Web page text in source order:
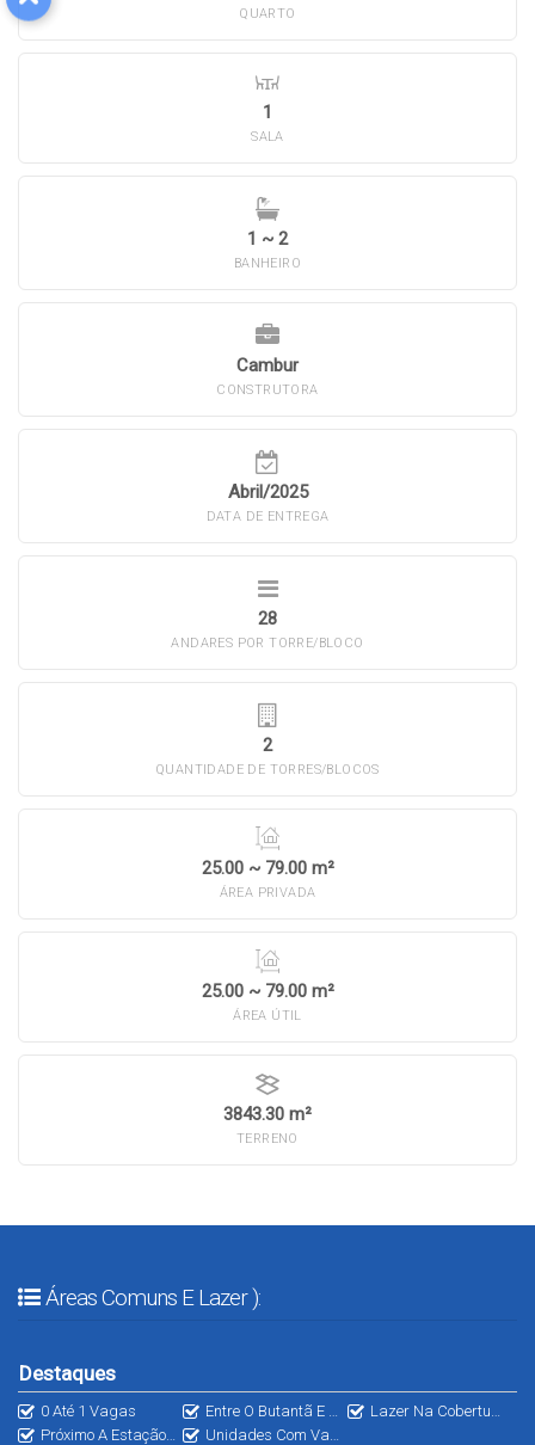
QUARTO
1
SALA
1 ~ 2
BANHEIRO
Cambur
CONSTRUTORA
Abril/2025
DATA DE ENTREGA
28
ANDARES POR TORRE/BLOCO
2
QUANTIDADE DE TORRES/BLOCOS
25.00 ~ 79.00 m²
ÁREA PRIVADA
25.00 ~ 79.00 m²
ÁREA ÚTIL
3843.30 m²
TERRENO
Áreas Comuns E Lazer ):
Destaques
0 Até 1 Vagas Entre O Butantã E Pinheiros
Lazer Na Cobertura
Próximo A Estação De Metrô
Unidades Com Varanda